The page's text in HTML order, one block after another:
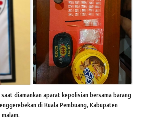
diamankan aparat kepolisian bersama barang
di Kuala Pembuang, Kabupaten